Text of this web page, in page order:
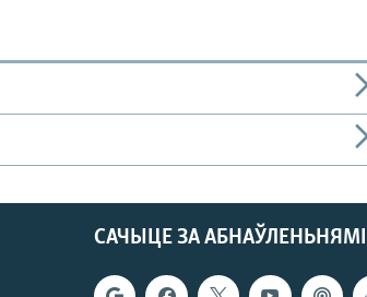
САЧЫЦЕ ЗА АБНАЎЛЕНЬНЯМІ